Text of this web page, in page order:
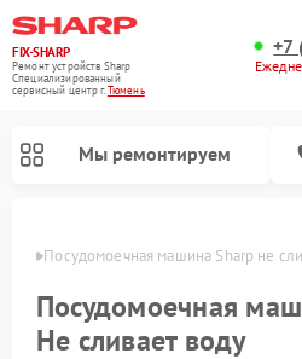
FIX-SHARP
Ремонт устройств Sharp
Специализированный
cервисный центр г.Тюмень
+7
Мы ремонтируем
Посудомоечная машина Sharp не
Посудомоечная
Не сливает воду